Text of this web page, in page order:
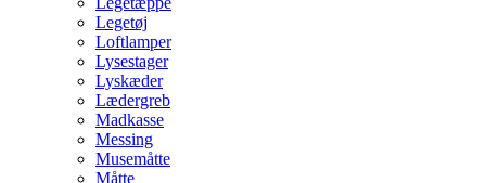
Legetøj
Loftlamper
Lysestager
Lyskæder
Lædergreb
Madkasse
Messing
Musemåtte
Måtte